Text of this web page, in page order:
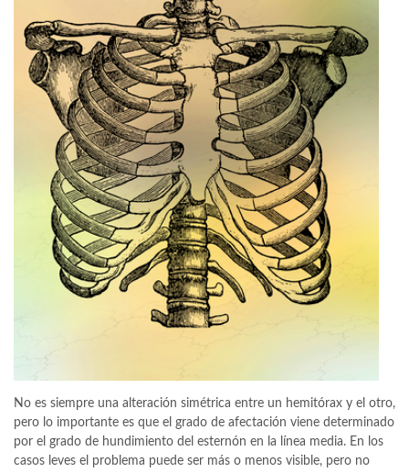
No es siempre una alteración simétrica entre un hemitórax y el otro,
pero lo importante es que el grado de afectación viene determinado
por el grado de hundimiento del esternón en la línea media. En los
casos leves el problema puede ser más o menos visible, pero no